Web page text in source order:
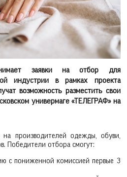
заявки на отбор для
индустрии в рамках проекта
возможность разместить свои
универмаге «ТЕЛЕГРАФ» на
на производителей одежды, обуви,
Победители отбора смогут:
с пониженной комиссией первые 3